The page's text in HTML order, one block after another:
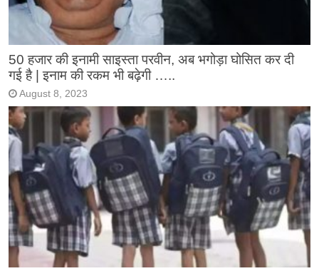
50 हजार की इनामी साइस्ता परवीन, अब भगोड़ा घोसित कर दी
गई है | इनाम की रकम भी बढ़ेगी …..
August 8, 2023